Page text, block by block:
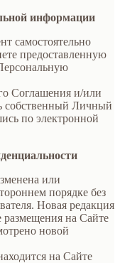
информации
самостоятельно
предоставленную
Соглашения и/или
собственный Личный
по электронной
или
порядке без
Новая редакция
размещения на Сайте
новой
на Сайте